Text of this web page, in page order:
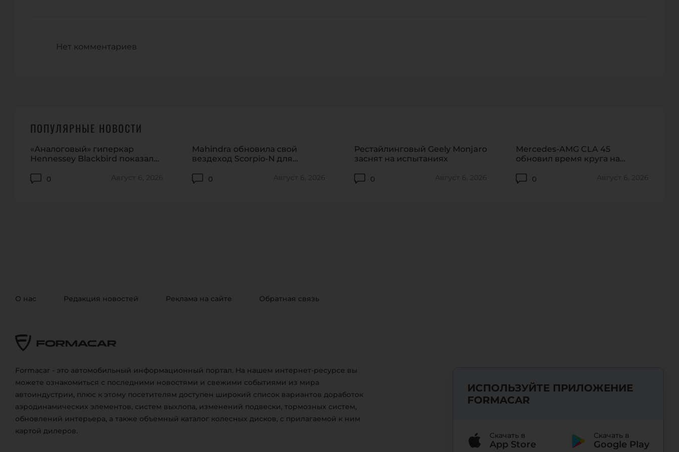
Нет комментариев
ПОПУЛЯРНЫЕ НОВОСТИ
«Аналоговый» гиперкар
Hennessey Blackbird показали
0 Август 6, 2026
Mahindra обновила свой
вездеход Scorpio-N для
0 Август 6, 2026
Рестайлинговый Geely Monjaro
заснят на испытаниях
0 Август 6, 2026
Mercedes-AMG CLA 45
обновил время круга на
0 Август 6, 2026
О нас Редакция новостей Реклама на сайте Обратная связь
Formacar - это автомобильный информационный портал. На нашем интернет-ресурсе вы
можете ознакомиться с последними новостями и свежими событиями из мира
автоиндустрии, плюс к этому посетителям доступен широкий список вариантов доработок
аэродинамических элементов, систем выхлопа, изменений подвески, тормозных систем,
обновлений интерьера, а также объемный каталог колесных дисков, с прилагаемой к ним
картой дилеров.
ИСПОЛЬЗУЙТЕ ПРИЛОЖЕНИЕ
FORMACAR
Скачать в
App Store
Скачать в
Google Play